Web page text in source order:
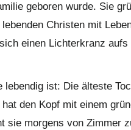
geboren wurde. Sie
Christen mit
einen Lichterkranz
lebendig ist: Die älteste
den Kopf mit einem
sie morgens von Zimmer